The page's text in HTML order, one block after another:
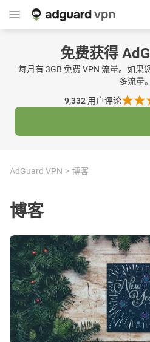
免费获得
每月有 3GB 免费 VPN 流量。如果
多流量。
9,332 用户评论
AdGuard VPN 博客
博客